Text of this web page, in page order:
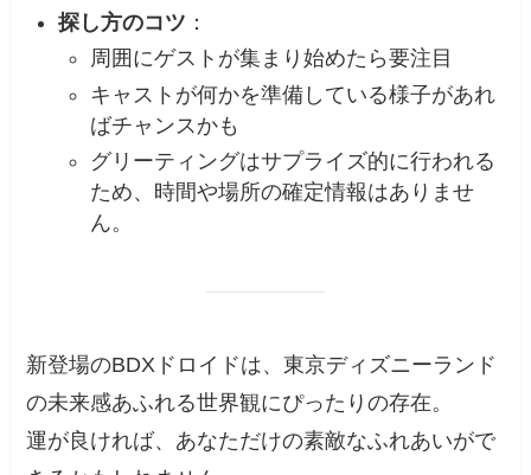
探し方のコツ ：
周囲にゲストが集まり始めたら要注目
キャストが何かを準備している様子があれ
ばチャンスかも
グリーティングはサプライズ的に行われる
ため、時間や場所の確定情報はありませ
ん。
新登場のBDXドロイドは、東京ディズニーランド
の未来感あふれる世界観にぴったりの存在。
運が良ければ、あなただけの素敵なふれあいがで